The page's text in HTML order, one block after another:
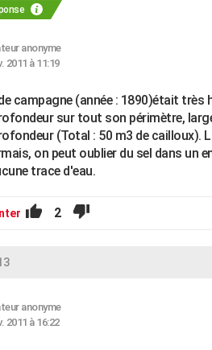
anonyme
2011 à 11:19
campagne (année : 1890)était très
sur tout son périmètre,
(Total : 50 m3 de cailloux).
on peut oublier du sel dans un
trace d'eau.
2
anonyme
2011 à 16:22